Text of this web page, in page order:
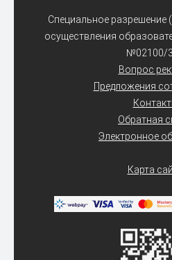
Специальное разрешение
осуществления
№02100/
Вопрос
Предложения
Обратная
Электронное
Карта